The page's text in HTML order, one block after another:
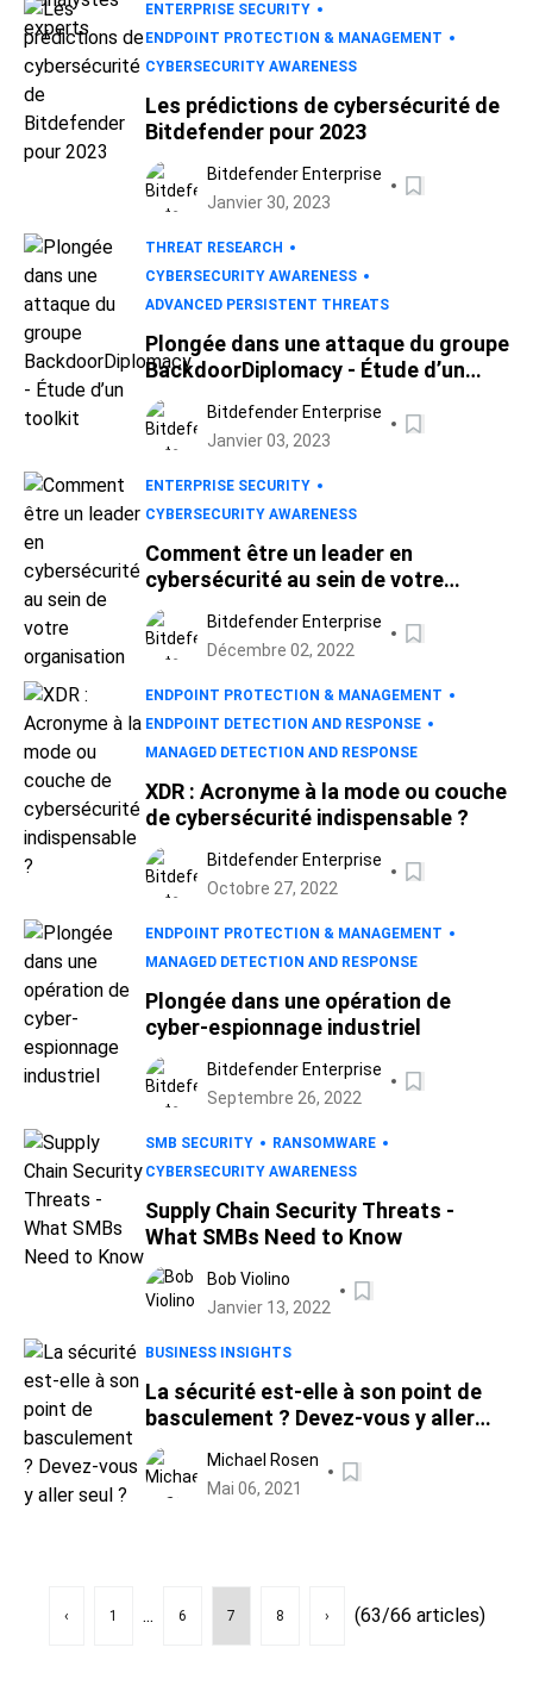
ENTERPRISE SECURITY
ENDPOINT PROTECTION & MANAGEMENT
CYBERSECURITY AWARENESS
Les prédictions de cybersécurité de
Bitdefender pour 2023
Bitdefender Enterprise
Janvier 30, 2023
THREAT RESEARCH
CYBERSECURITY AWARENESS
ADVANCED PERSISTENT THREATS
Plongée dans une attaque du groupe
BackdoorDiplomacy - Étude d’un
toolkit
Bitdefender Enterprise
Janvier 03, 2023
ENTERPRISE SECURITY
CYBERSECURITY AWARENESS
Comment être un leader en
cybersécurité au sein de votre
organisation
Bitdefender Enterprise
Décembre 02, 2022
ENDPOINT PROTECTION & MANAGEMENT
ENDPOINT DETECTION AND RESPONSE
MANAGED DETECTION AND RESPONSE
XDR : Acronyme à la mode ou couche
de cybersécurité indispensable ?
Bitdefender Enterprise
Octobre 27, 2022
ENDPOINT PROTECTION & MANAGEMENT
MANAGED DETECTION AND RESPONSE
Plongée dans une opération de
cyber-espionnage industriel
Bitdefender Enterprise
Septembre 26, 2022
SMB SECURITY
RANSOMWARE
CYBERSECURITY AWARENESS
Supply Chain Security Threats -
What SMBs Need to Know
Bob Violino
Janvier 13, 2022
BUSINESS INSIGHTS
La sécurité est-elle à son point de
basculement ? Devez-vous y aller
seul ?
Michael Rosen
Mai 06, 2021
‹ 1 ... 6 7 8 › (63/66 articles)